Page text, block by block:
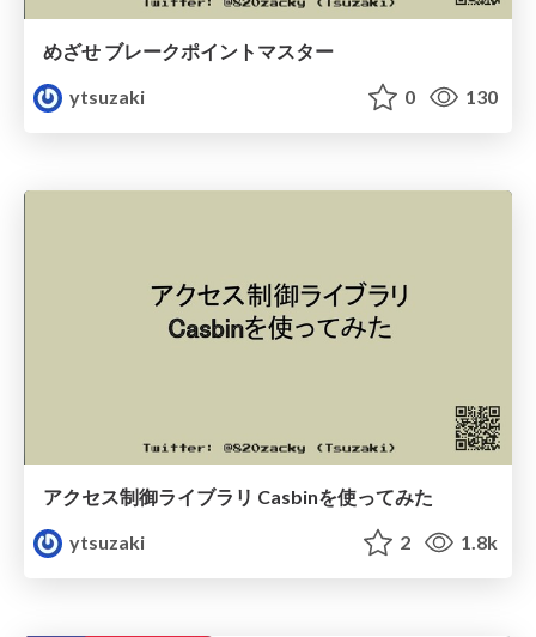
めざせ ブレークポイントマスター
ytsuzaki
0 130
アクセス制御ライブラリ Casbinを使ってみた
ytsuzaki
2 1.8k